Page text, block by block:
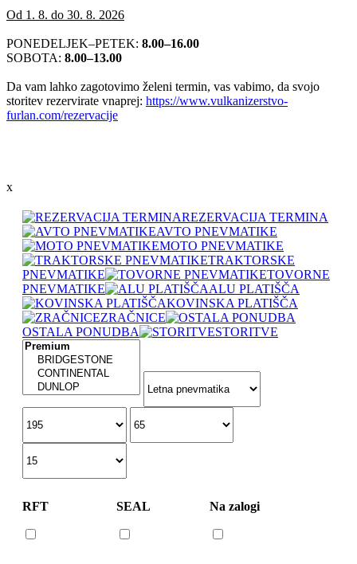
Od 1. 8. do 30. 8. 2026
PONEDELJEK–PETEK: 8.00–16.00
SOBOTA: 8.00–13.00
Da vam lahko zagotovimo želeni termin, vas vabimo, da svojo
storitev rezervirate vnaprej: https://www.vulkanizerstvo-
furlan.com/rezervacije
x
REZERVACIJA TERMINA
AVTO PNEVMATIKE
MOTO PNEVMATIKE
TRAKTORSKE
PNEVMATIKE
TOVORNE
PNEVMATIKE
ALU PLATIŠČA
KOVINSKA PLATIŠČA
ZRAČNICE
OSTALA PONUDBA
STORITVE
RFT SEAL Na zalogi